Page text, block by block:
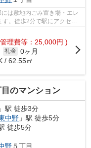
は敷地内ごみ置き場・エレ
。徒歩2分で駅にアクセス
理費等：25,000円 )
礼金 0ヶ月
/ 62.55㎡
のマンション
」駅 徒歩3分
中野 」駅 徒歩5分
徒歩5分
野５丁目